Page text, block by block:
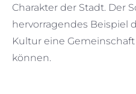
Charakter der Stadt. Der
hervorragendes Beispiel
Kultur eine
können.